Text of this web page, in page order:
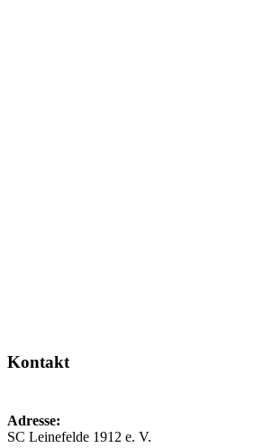
Kontakt
Adresse:
SC Leinefelde 1912 e. V.